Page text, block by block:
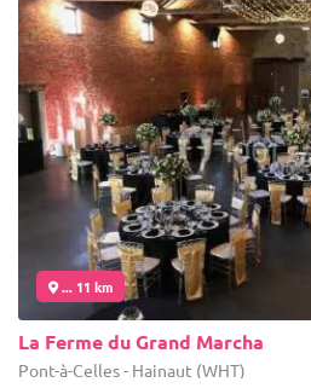
... 11 km
La Ferme du Grand Marcha
Pont-à-Celles - Hainaut (WHT)